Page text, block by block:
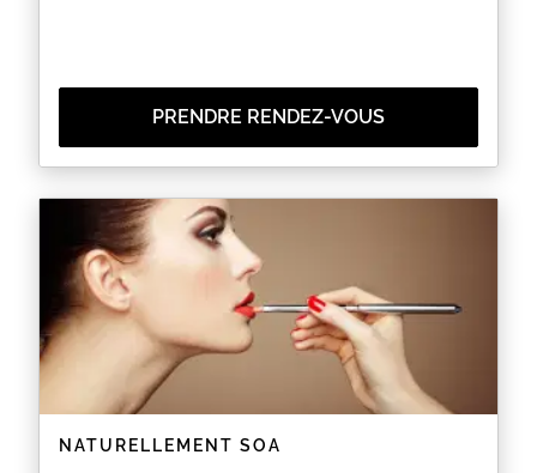
PRENDRE RENDEZ-VOUS
NATURELLEMENT SOA